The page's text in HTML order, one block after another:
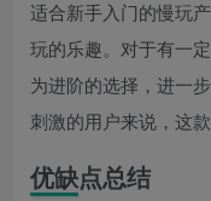
适合新手入门的慢玩
玩的乐趣。对于有一
为进阶的选择，进一
刺激的用户来说，这
优缺点总结